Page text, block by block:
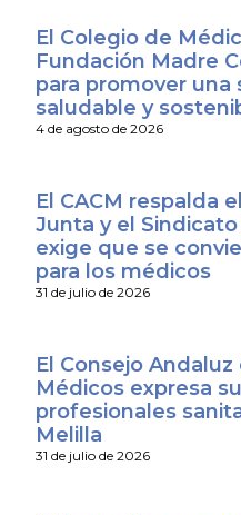
El Colegio de
Fundación Madre
para promover una
saludable y
4 de agosto de 2026
El CACM respalda
Junta y el
exige que se
para los médicos
31 de julio de 2026
El Consejo
Médicos expresa
profesionales
Melilla
31 de julio de 2026